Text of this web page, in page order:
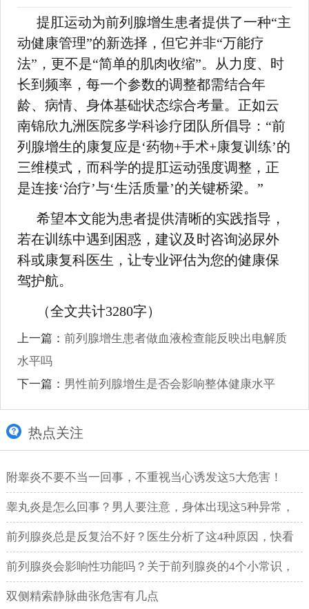
提肛运动为前列腺增生患者提供了一种“主
动健康管理”的新选择，但它并非“万能疗
法”，更不是“简单的肌肉收缩”。从力度、时
长到频率，每一个参数的调整都需结合年
龄、病情、身体基础状态综合考量。正如云
南锦欣九洲医院多学科诊疗团队所倡导：“前
列腺增生的康复应是‘药物+手术+康复训练’的
三维模式，而科学的提肛运动强度调整，正
是连接‘治疗’与‘生活质量’的关键桥梁。”
希望本文能为患者提供清晰的实践指导，
若在训练中遇到困惑，建议及时咨询泌尿外
科或康复科医生，让专业评估为您的健康保
驾护航。
（全文共计3280字）
上一篇：前列腺增生患者做血液检查能反映出电解质
水平吗
下一篇： 男性前列腺增生是否会影响整体健康水平
热点关注
附睾炎不要不当一回事，不重视当心诱发这5大危害！
睾丸炎是怎么回事？男人要注意，身体出现这5种异常，
要警惕是睾丸炎！
前列腺炎总是反复治不好？医生分析了这4种原因，快看
看！
前列腺炎会影响性功能吗？关于前列腺炎的4个小常识，
男人得了解！
双侧精索静脉曲张危害有几点